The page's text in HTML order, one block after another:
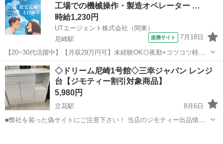
工場での機械操作・製造オペレーター …
時給1,230円
UTエージェント株式会社（関東）
尼崎駅
提携サイト 7月18日
【20~30代活躍中】【月収29万円可】未経験OK◎夜勤×コツコツ軽作
業☆車載用電子部品の機械OP・検査！土日祝休《JSOZ1C》 詳細情報
☆★カーナビなどに使われる電子部品の基盤作り！★☆ ＜具体的に
は…＞ ◆自動は...
兵庫 尼崎市 尼崎駅 その他
◇ドリーム尼崎1号館◇三幸ジャパン レンジ
台【ジモティー割引対象商品】
5,980円
立花駅
8月6日
■弊社を装った偽サイトにご注意下さい！ 当店のジモティー出品情